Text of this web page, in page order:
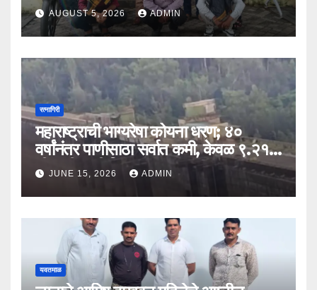
AUGUST 5, 2026 ADMIN
रत्नागिरी
महाराष्ट्राची भाग्यरेषा कोयना धरण; ४०
वर्षांनंतर पाणीसाठा सर्वात कमी, केवळ ९.२१
टीएमसी पाणी शिल्लक
JUNE 15, 2026 ADMIN
यवतमाळ